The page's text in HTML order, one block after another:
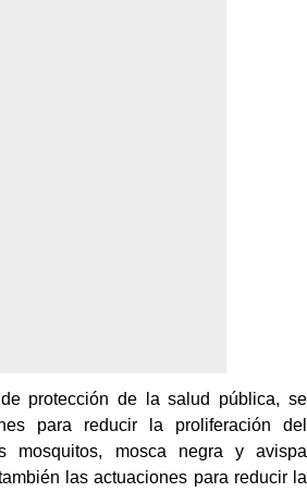
protección de la salud pública, se
para reducir la proliferación del
mosquitos, mosca negra y avispa
las actuaciones para reducir la